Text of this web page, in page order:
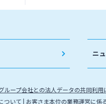
ニ
ループ会社との法人データの共同利用
ついて お客さま本位の業務運営に係